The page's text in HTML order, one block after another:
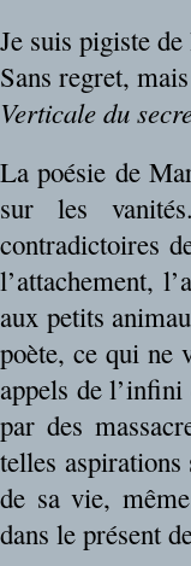
Je suis pigiste
Sans regret,
Verticale du
La poésie de
sur les
contradictoires
l’attachement,
aux petits
poète, ce qui ne
appels de
par des
telles
de sa vie,
dans le présent